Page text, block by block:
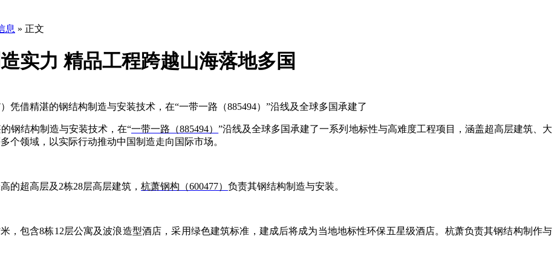
息 » 正文
实力 精品工程跨越山海落地多国
凭借精湛的钢结构制造与安装技术，在“一带一路（885494）”沿线及全球多国承建了
钢结构制造与安装技术，在“一带一路（885494）”沿线及全球多国承建了一系列地标性与高难度工程项目，涵盖超高层建筑、大
个领域，以实际行动推动中国制造走向国际市场。
的超高层及2栋28层高层建筑， 杭萧钢构（600477） 负责其钢结构制造与安装。
，包含8栋12层公寓及波浪造型酒店，采用绿色建筑标准，建成后将成为当地地标性环保五星级酒店。杭萧负责其钢结构制作与